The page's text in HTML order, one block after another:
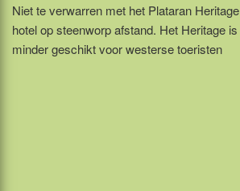
Niet te verwarren met het Plataran Heritage
hotel op steenworp afstand. Het Heritage is
minder geschikt voor westerse toeristen